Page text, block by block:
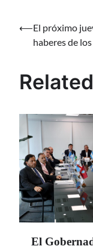
Navegación
⟵El próximo
haberes de
El